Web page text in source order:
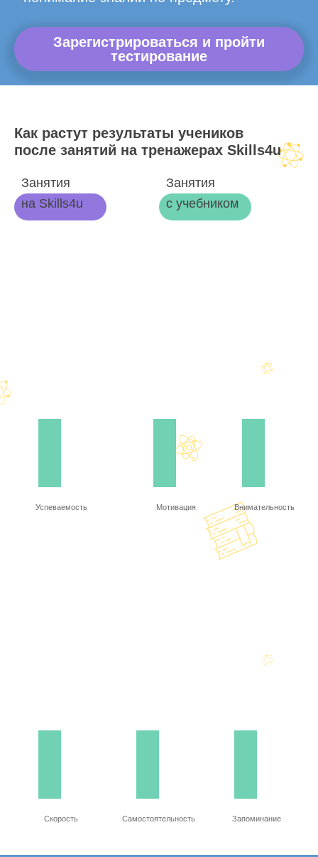
Зарегистрироваться и пройти
тестирование
Как растут результаты учеников
после занятий на тренажерах Skills4u
Занятия
на Skills4u
Занятия
с учебником
Успеваемость Мотивация Внимательность
Скорость Самостоятельность Запоминание